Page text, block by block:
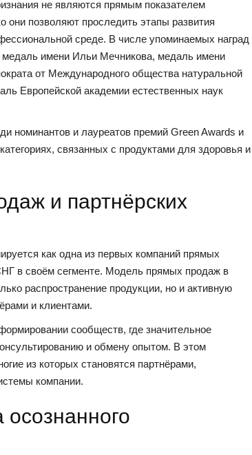
не являются прямым показателем
они позволяют проследить этапы развития
среде. В числе упоминаемых наград
имени Ильи Мечникова, медаль имени
от Международного общества натуральной
Европейской академии естественных наук
номинантов и лауреатов премий Green Awards и
связанных с продуктами для здоровья и
и партнёрских
как одна из первых компаний прямых
в своём сегменте. Модель прямых продаж в
распространение продукции, но и активную
и клиентами.
сообществ, где значительное
и обмену опытом. В этом
из которых становятся партнёрами,
компании.